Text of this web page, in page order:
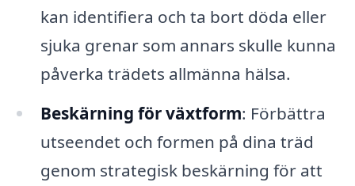
kan identifiera och ta bort döda eller
sjuka grenar som annars skulle kunna
påverka trädets allmänna hälsa.
Beskärning för växtform: Förbättra
utseendet och formen på dina träd
genom strategisk beskärning för att